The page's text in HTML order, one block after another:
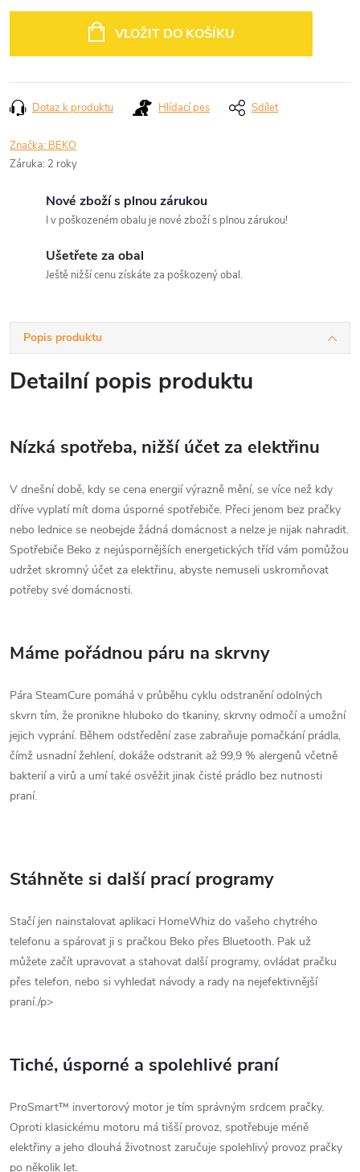
VLOŽIT DO KOŠÍKU
Dotaz k produktu Hlídací pes Sdílet
Značka: BEKO
Záruka: 2 roky
Nové zboží s plnou zárukou
I v poškozeném obalu je nové zboží s plnou zárukou!
Ušetřete za obal
Ještě nižší cenu získáte za poškozený obal.
Popis produktu
Detailní popis produktu
Nízká spotřeba, nižší účet za elektřinu
V dnešní době, kdy se cena energií výrazně mění, se více než kdy
dříve vyplatí mít doma úsporné spotřebiče. Přeci jenom bez pračky
nebo lednice se neobejde žádná domácnost a nelze je nijak nahradit.
Spotřebiče Beko z nejúspornějších energetických tříd vám pomůžou
udržet skromný účet za elektřinu, abyste nemuseli uskromňovat
potřeby své domácnosti.
Máme pořádnou páru na skrvny
Pára SteamCure pomáhá v průběhu cyklu odstranění odolných
skvrn tím, že pronikne hluboko do tkaniny, skrvny odmočí a umožní
jejich vyprání. Během odstředění zase zabraňuje pomačkání prádla,
čímž usnadní žehlení, dokáže odstranit až 99,9 % alergenů včetně
bakterií a virů a umí také osvěžit jinak čisté prádlo bez nutnosti
praní.
Stáhněte si další prací programy
Stačí jen nainstalovat aplikaci HomeWhiz do vašeho chytrého
telefonu a spárovat ji s pračkou Beko přes Bluetooth. Pak už
můžete začít upravovat a stahovat další programy, ovládat pračku
přes telefon, nebo si vyhledat návody a rady na nejefektivnější
praní./p>
Tiché, úsporné a spolehlivé praní
ProSmart™ invertorový motor je tím správným srdcem pračky.
Oproti klasickému motoru má tišší provoz, spotřebuje méně
elektřiny a jeho dlouhá životnost zaručuje spolehlivý provoz pračky
po několik let.